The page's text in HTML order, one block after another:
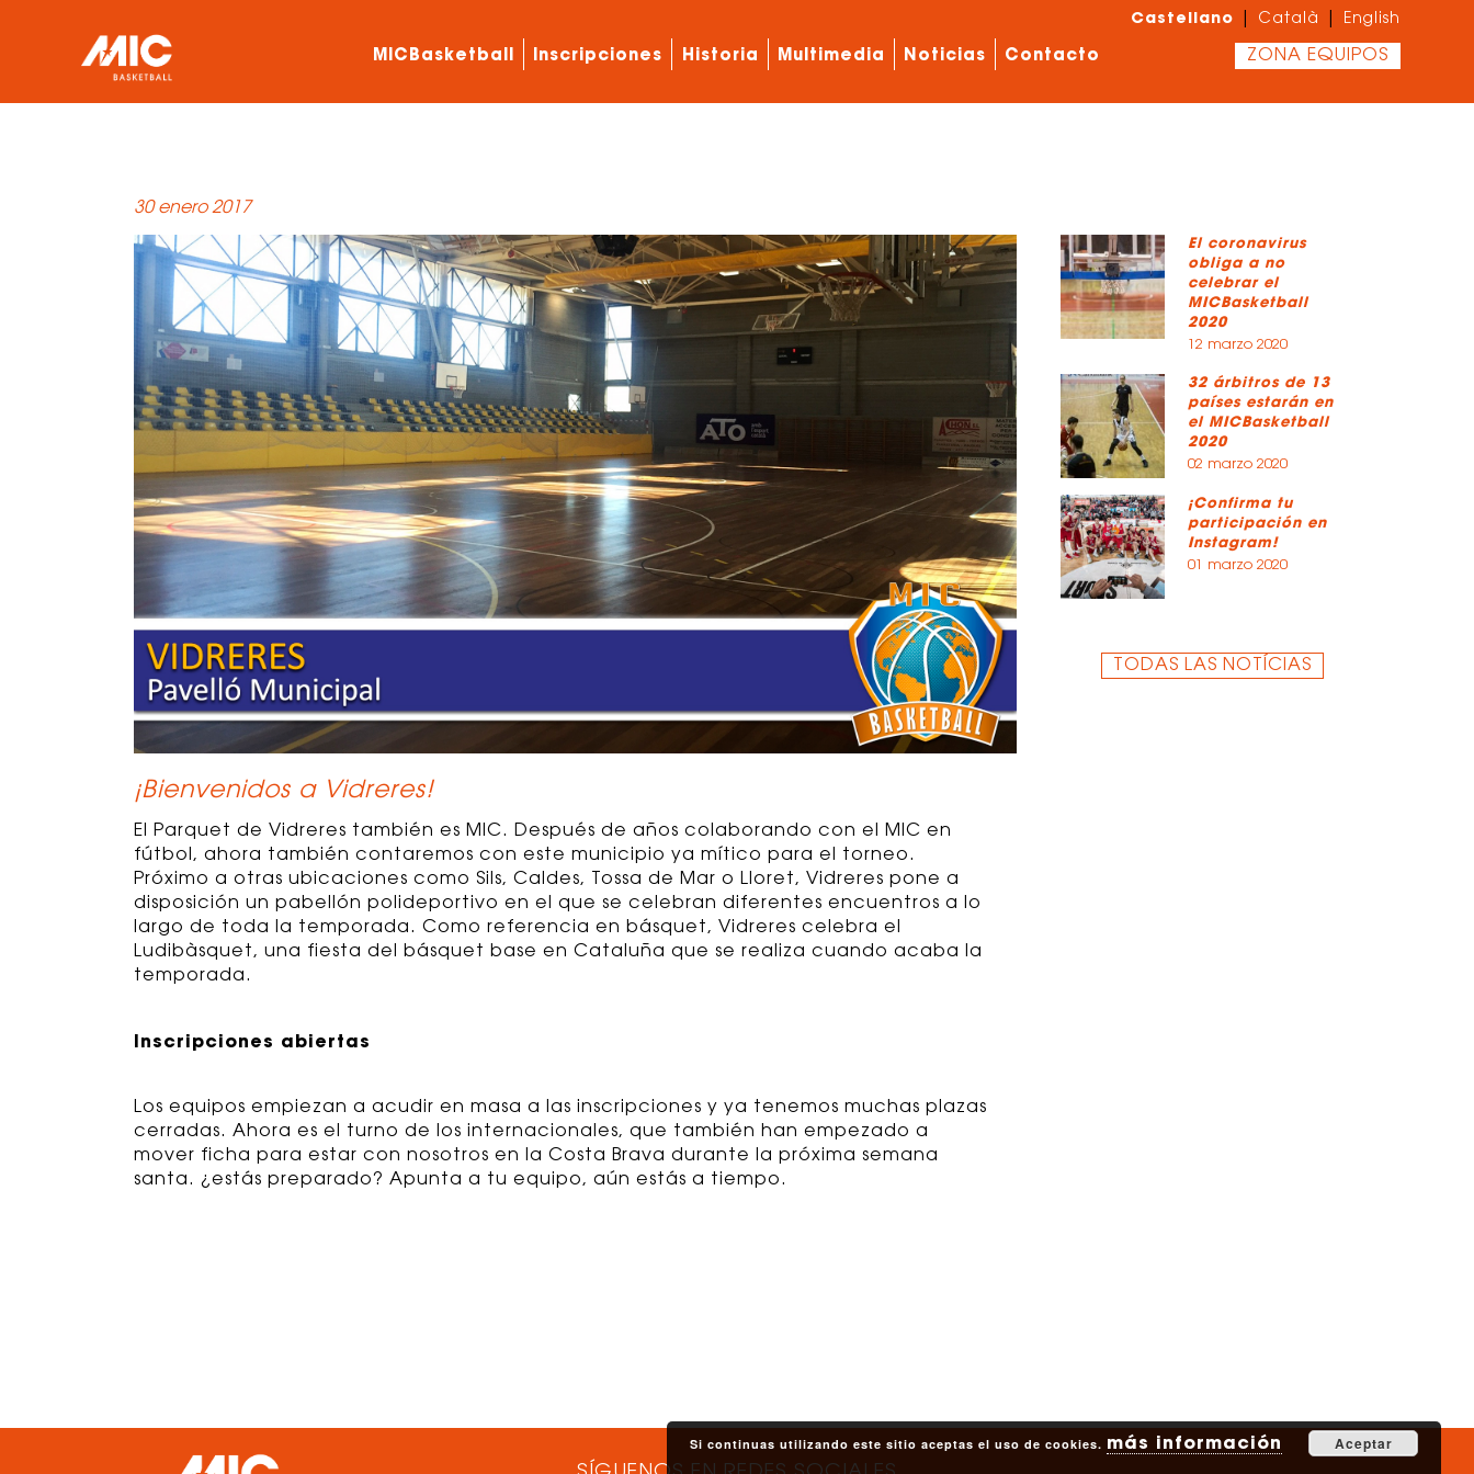
Castellano Català English
ZONA EQUIPOS
MICBasketball Inscripciones Historia Multimedia Noticias Contacto
30 enero 2017
¡Bienvenidos a Vidreres!
El Parquet de Vidreres también es MIC. Después de años colaborando con el MIC en
fútbol, ahora también contaremos con este municipio ya mítico para el torneo.
Próximo a otras ubicaciones como Sils, Caldes, Tossa de Mar o Lloret, Vidreres pone a
disposición un pabellón polideportivo en el que se celebran diferentes encuentros a lo
largo de toda la temporada. Como referencia en básquet, Vidreres celebra el
Ludibàsquet, una fiesta del básquet base en Cataluña que se realiza cuando acaba la
temporada.
Inscripciones abiertas
Los equipos empiezan a acudir en masa a las inscripciones y ya tenemos muchas plazas
cerradas. Ahora es el turno de los internacionales, que también han empezado a
mover ficha para estar con nosotros en la Costa Brava durante la próxima semana
santa. ¿estás preparado? Apunta a tu equipo, aún estás a tiempo.
El coronavirus
obliga a no
celebrar el
MICBasketball
2020
12 marzo 2020
32 árbitros de 13
países estarán en
el MICBasketball
2020
02 marzo 2020
¡Confirma tu
participación en
Instagram!
01 marzo 2020
TODAS LAS NOTÍCIAS
Si continuas utilizando este sitio aceptas el uso de cookies. más información Aceptar